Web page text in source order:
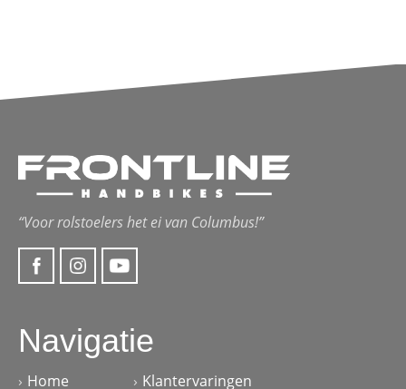
“Voor rolstoelers het ei van Columbus!”
Navigatie
Home Klantervaringen